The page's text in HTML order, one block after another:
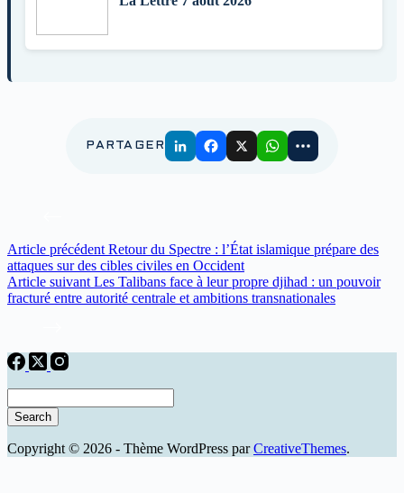
PARTAGER
Article précédent Retour du Spectre : l’État islamique prépare des
attaques sur des cibles civiles en Occident
Article suivant Les Talibans face à leur propre djihad : un pouvoir
fracturé entre autorité centrale et ambitions transnationales
Copyright © 2026 - Thème WordPress parCreativeThemes.